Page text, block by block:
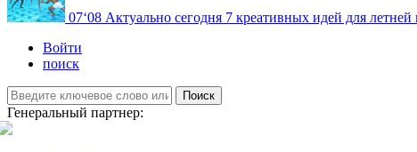
07‘08 Актуально сегодня 7 креативных идей для летней
Войти
поиск
Поиск
Генеральный партнер: